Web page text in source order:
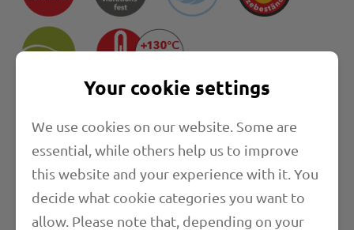
Länge
Anwendungsbereiche
Your cookie settings
We use cookies on our website. Some are
essential, while others help us to improve
this website and your experience with it. You
decide what cookie categories you want to
allow. Please note that, depending on your